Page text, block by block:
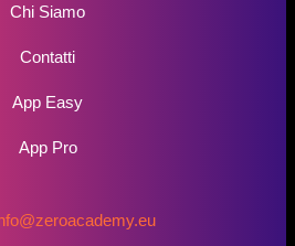
Chi Siamo
Contatti
App Easy
App Pro